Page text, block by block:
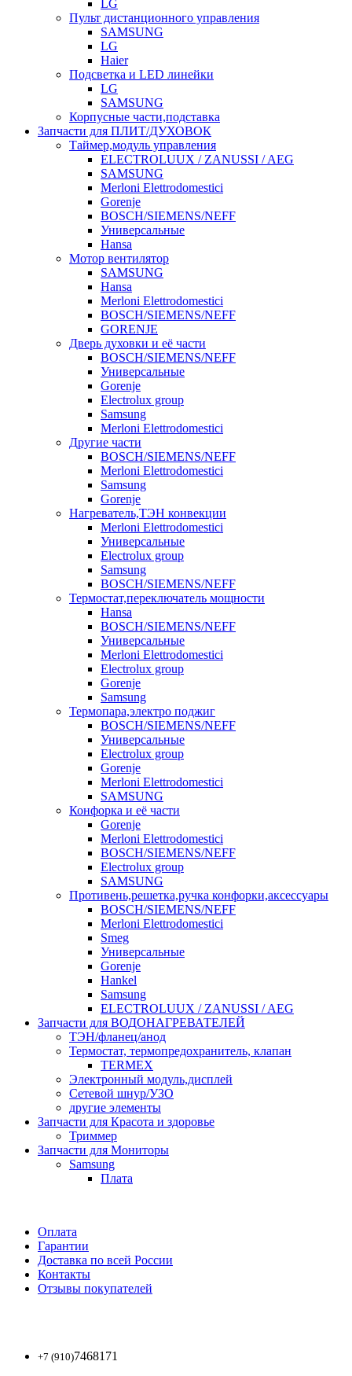
LG
Пульт дистанционного управления
SAMSUNG
LG
Haier
Подсветка и LED линейки
LG
SAMSUNG
Корпусные части,подставка
Запчасти для ПЛИТ/ДУХОВОК
Таймер,модуль управления
ELECTROLUUX / ZANUSSI / AEG
SAMSUNG
Merloni Elettrodomestici
Gorenje
BOSCH/SIEMENS/NEFF
Универсальные
Hansa
Мотор вентилятор
SAMSUNG
Hansa
Merloni Elettrodomestici
BOSCH/SIEMENS/NEFF
GORENJE
Дверь духовки и её части
BOSCH/SIEMENS/NEFF
Универсальные
Gorenje
Electrolux group
Samsung
Merloni Elettrodomestici
Другие части
BOSCH/SIEMENS/NEFF
Merloni Elettrodomestici
Samsung
Gorenje
Нагреватель,ТЭН конвекции
Merloni Elettrodomestici
Универсальные
Electrolux group
Samsung
BOSCH/SIEMENS/NEFF
Термостат,переключатель мощности
Hansa
BOSCH/SIEMENS/NEFF
Универсальные
Merloni Elettrodomestici
Electrolux group
Gorenje
Samsung
Термопара,электро поджиг
BOSCH/SIEMENS/NEFF
Универсальные
Electrolux group
Gorenje
Merloni Elettrodomestici
SAMSUNG
Конфорка и её части
Gorenje
Merloni Elettrodomestici
BOSCH/SIEMENS/NEFF
Electrolux group
SAMSUNG
Противень,решетка,ручка конфорки,аксессуары
BOSCH/SIEMENS/NEFF
Merloni Elettrodomestici
Smeg
Универсальные
Gorenje
Hankel
Samsung
ELECTROLUUX / ZANUSSI / AEG
Запчасти для ВОДОНАГРЕВАТЕЛЕЙ
ТЭН/фланец/анод
Термостат, термопредохранитель, клапан
TERMEX
Электронный модуль,дисплей
Сетевой шнур/УЗО
другие элементы
Запчасти для Красота и здоровье
Триммер
Запчасти для Мониторы
Samsung
Плата
Оплата
Гарантии
Доставка по всей России
Контакты
Отзывы покупателей
+7 (910)7468171